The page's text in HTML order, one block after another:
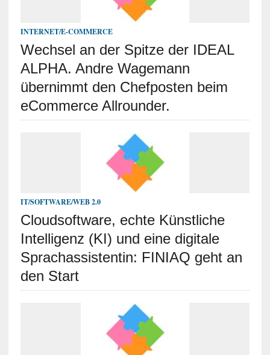
INTERNET/E-COMMERCE
Wechsel an der Spitze der IDEAL
ALPHA. Andre Wagemann
übernimmt den Chefposten beim
eCommerce Allrounder.
IT/SOFTWARE/WEB 2.0
Cloudsoftware, echte Künstliche
Intelligenz (KI) und eine digitale
Sprachassistentin: FINIAQ geht an
den Start